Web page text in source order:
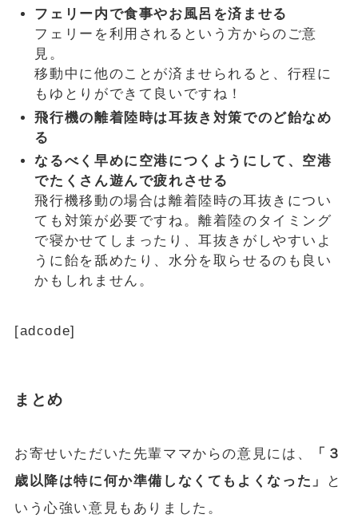
フェリー内で食事やお風呂を済ませる
フェリーを利用されるという方からのご意
見。
移動中に他のことが済ませられると、行程に
もゆとりができて良いですね！
飛行機の離着陸時は耳抜き対策でのど飴なめ
る
なるべく早めに空港につくようにして、空港
でたくさん遊んで疲れさせる
飛行機移動の場合は離着陸時の耳抜きについ
ても対策が必要ですね。離着陸のタイミング
で寝かせてしまったり、耳抜きがしやすいよ
うに飴を舐めたり、水分を取らせるのも良い
かもしれません。
[adcode]
まとめ
お寄せいただいた先輩ママからの意見には、
「３
歳以降は特に何か準備しなくてもよくなった」
と
いう心強い意見もありました。